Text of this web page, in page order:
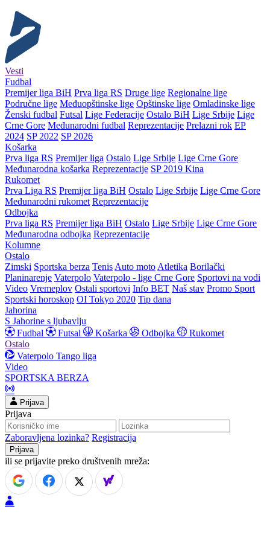
Vesti
Fudbal
Premijer liga BiH Prva liga RS Druge lige Regionalne lige
Područne lige Međuopštinske lige Opštinske lige Omladinske lige
Ženski fudbal Futsal Lige Federacije Ostalo BiH Lige Srbije Lige
Crne Gore Međunarodni fudbal Reprezentacije Prelazni rok EP
2024 SP 2022 SP 2026
Košarka
Prva liga RS Premijer liga Ostalo Lige Srbije Lige Crne Gore
Međunarodna košarka Reprezentacije SP 2019 Kina
Rukomet
Prva Liga RS Premijer liga BiH Ostalo Lige Srbije Lige Crne Gore
Međunarodni rukomet Reprezentacije
Odbojka
Prva liga RS Premijer liga BiH Ostalo Lige Srbije Lige Crne Gore
Međunarodna odbojka Reprezentacije
Kolumne
Ostalo
Zimski Sportska berza Tenis Auto moto Atletika Borilački
Planinarenje Vaterpolo Vaterpolo - lige Crne Gore Sportovi na vodi
Video Vremeplov Ostali sportovi Info BET Naš stav Promo Sport
Sportski horoskop OI Tokyo 2020 Tip dana
Jahorina
S Jahorine s ljubavlju
Fudbal
Futsal Košarka Odbojka
Rukomet
Ostalo
Vaterpolo Tango liga
Video
SPORTSKA BERZA
Prijava
Prijava
Zaboravljena lozinka? Registracija
ili se prijavite preko društvenih mreža: